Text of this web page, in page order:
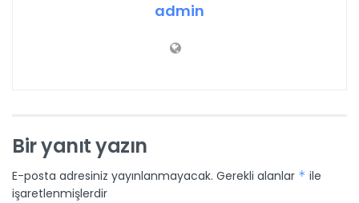
admin
Bir yanıt yazın
E-posta adresiniz yayınlanmayacak. Gerekli alanlar * ile
işaretlenmişlerdir